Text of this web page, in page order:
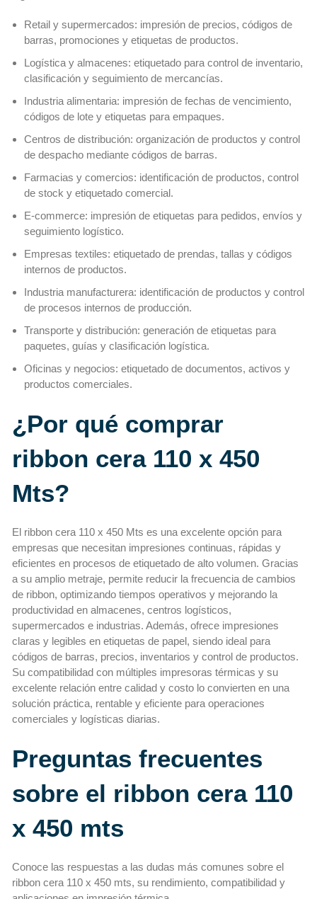
Retail y supermercados: impresión de precios, códigos de
barras, promociones y etiquetas de productos.
Logística y almacenes: etiquetado para control de inventario,
clasificación y seguimiento de mercancías.
Industria alimentaria: impresión de fechas de vencimiento,
códigos de lote y etiquetas para empaques.
Centros de distribución: organización de productos y control
de despacho mediante códigos de barras.
Farmacias y comercios: identificación de productos, control
de stock y etiquetado comercial.
E-commerce: impresión de etiquetas para pedidos, envíos y
seguimiento logístico.
Empresas textiles: etiquetado de prendas, tallas y códigos
internos de productos.
Industria manufacturera: identificación de productos y control
de procesos internos de producción.
Transporte y distribución: generación de etiquetas para
paquetes, guías y clasificación logística.
Oficinas y negocios: etiquetado de documentos, activos y
productos comerciales.
¿Por qué comprar
ribbon cera 110 x 450
Mts?
El ribbon cera 110 x 450 Mts es una excelente opción para
empresas que necesitan impresiones continuas, rápidas y
eficientes en procesos de etiquetado de alto volumen. Gracias
a su amplio metraje, permite reducir la frecuencia de cambios
de ribbon, optimizando tiempos operativos y mejorando la
productividad en almacenes, centros logísticos,
supermercados e industrias. Además, ofrece impresiones
claras y legibles en etiquetas de papel, siendo ideal para
códigos de barras, precios, inventarios y control de productos.
Su compatibilidad con múltiples impresoras térmicas y su
excelente relación entre calidad y costo lo convierten en una
solución práctica, rentable y eficiente para operaciones
comerciales y logísticas diarias.
Preguntas frecuentes
sobre el ribbon cera 110
x 450 mts
Conoce las respuestas a las dudas más comunes sobre el
ribbon cera 110 x 450 mts, su rendimiento, compatibilidad y